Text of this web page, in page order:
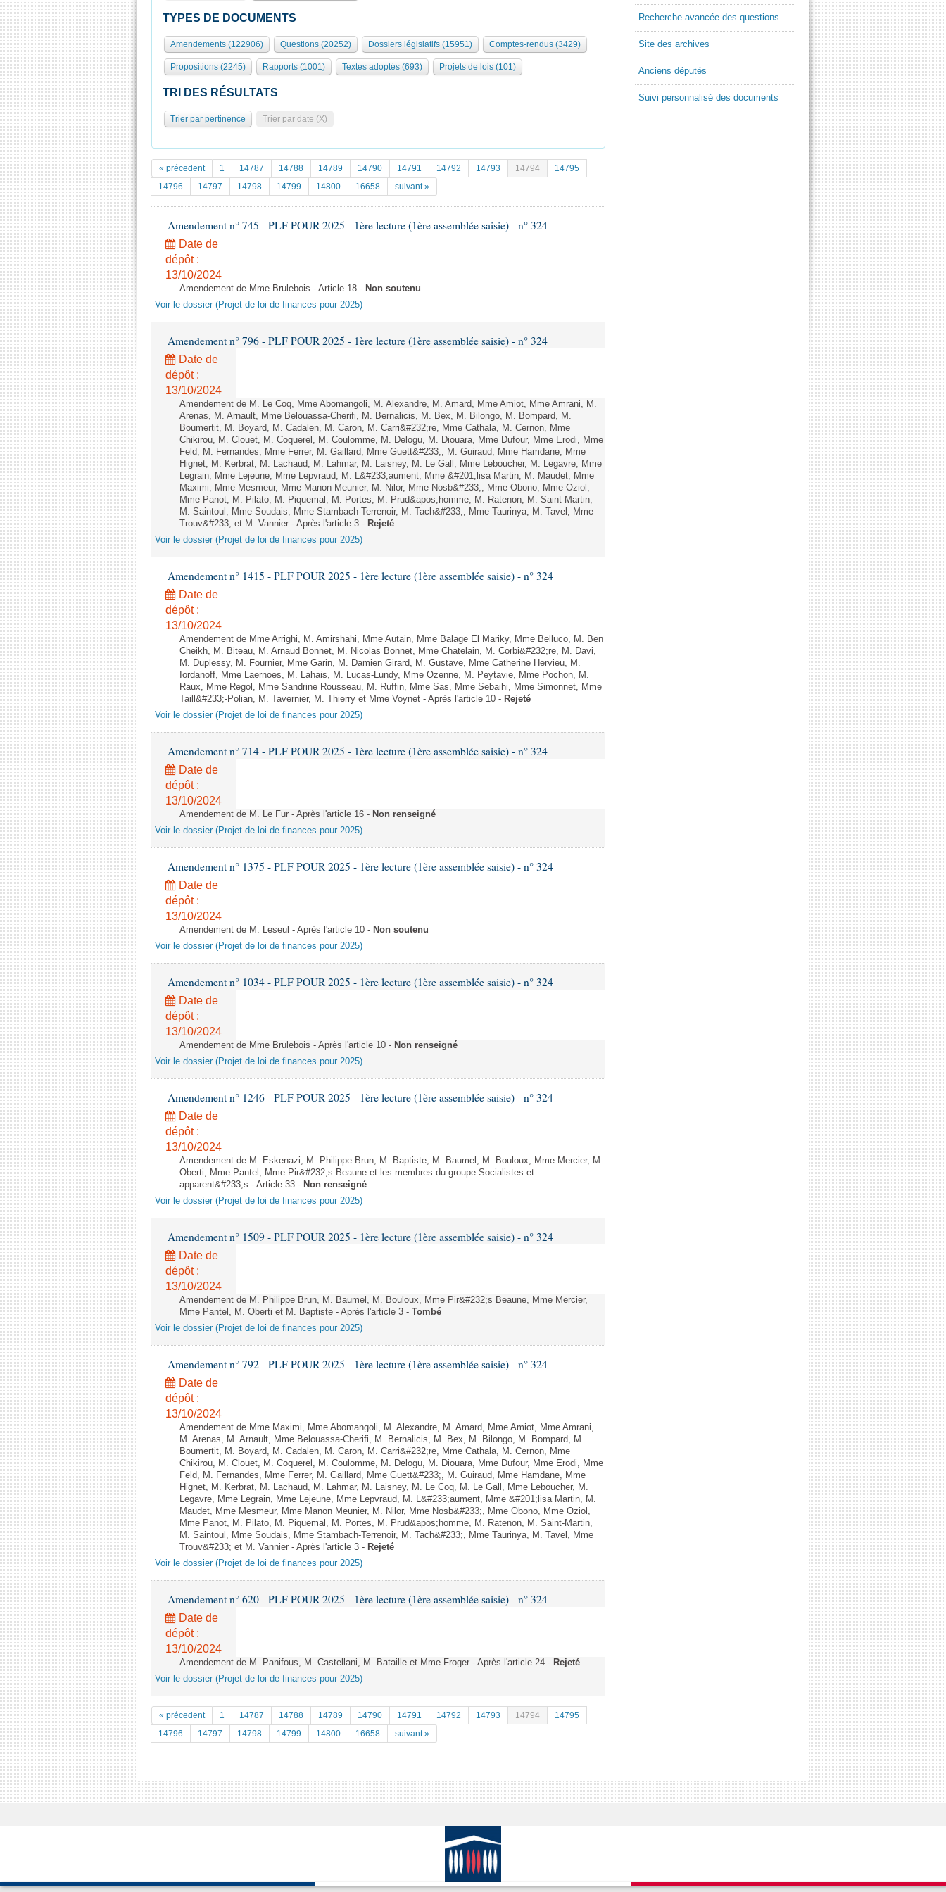
TYPES DE DOCUMENTS
Amendements (122906) Questions (20252) Dossiers législatifs (15951) Comptes-rendus (3429)
Propositions (2245) Rapports (1001) Textes adoptés (693) Projets de lois (101)
TRI DES RÉSULTATS
Trier par pertinence Trier par date (X)
« précedent 1 14787 14788 14789 14790 14791 14792 14793 14794
14795
14796
14797 14798 14799 14800 16658 suivant »
Amendement n° 745 - PLF POUR 2025 - 1ère lecture (1ère assemblée saisie) - n° 324
Date de
dépôt :
13/10/2024
Amendement de Mme Brulebois - Article 18 - Non soutenu
Voir le dossier (Projet de loi de finances pour 2025)
Amendement n° 796 - PLF POUR 2025 - 1ère lecture (1ère assemblée saisie) - n° 324
Date de
dépôt :
13/10/2024
Amendement de M. Le Coq, Mme Abomangoli, M. Alexandre, M. Amard, Mme Amiot, Mme Amrani, M.
Arenas, M. Arnault, Mme Belouassa-Cherifi, M. Bernalicis, M. Bex, M. Bilongo, M. Bompard, M.
Boumertit, M. Boyard, M. Cadalen, M. Caron, M. Carri&#232;re, Mme Cathala, M. Cernon, Mme
Chikirou, M. Clouet, M. Coquerel, M. Coulomme, M. Delogu, M. Diouara, Mme Dufour, Mme Erodi, Mme
Feld, M. Fernandes, Mme Ferrer, M. Gaillard, Mme Guett&#233;, M. Guiraud, Mme Hamdane, Mme
Hignet, M. Kerbrat, M. Lachaud, M. Lahmar, M. Laisney, M. Le Gall, Mme Leboucher, M. Legavre, Mme
Legrain, Mme Lejeune, Mme Lepvraud, M. L&#233;aument, Mme &#201;lisa Martin, M. Maudet, Mme
Maximi, Mme Mesmeur, Mme Manon Meunier, M. Nilor, Mme Nosb&#233;, Mme Obono, Mme Oziol,
Mme Panot, M. Pilato, M. Piquemal, M. Portes, M. Prud&apos;homme, M. Ratenon, M. Saint-Martin,
M. Saintoul, Mme Soudais, Mme Stambach-Terrenoir, M. Tach&#233;, Mme Taurinya, M. Tavel, Mme
Trouv&#233; et M. Vannier - Après l'article 3 - Rejeté
Voir le dossier (Projet de loi de finances pour 2025)
Amendement n° 1415 - PLF POUR 2025 - 1ère lecture (1ère assemblée saisie) - n° 324
Date de
dépôt :
13/10/2024
Amendement de Mme Arrighi, M. Amirshahi, Mme Autain, Mme Balage El Mariky, Mme Belluco, M. Ben
Cheikh, M. Biteau, M. Arnaud Bonnet, M. Nicolas Bonnet, Mme Chatelain, M. Corbi&#232;re, M. Davi,
M. Duplessy, M. Fournier, Mme Garin, M. Damien Girard, M. Gustave, Mme Catherine Hervieu, M.
Iordanoff, Mme Laernoes, M. Lahais, M. Lucas-Lundy, Mme Ozenne, M. Peytavie, Mme Pochon, M.
Raux, Mme Regol, Mme Sandrine Rousseau, M. Ruffin, Mme Sas, Mme Sebaihi, Mme Simonnet, Mme
Taill&#233;-Polian, M. Tavernier, M. Thierry et Mme Voynet - Après l'article 10 - Rejeté
Voir le dossier (Projet de loi de finances pour 2025)
Amendement n° 714 - PLF POUR 2025 - 1ère lecture (1ère assemblée saisie) - n° 324
Date de
dépôt :
13/10/2024
Amendement de M. Le Fur - Après l'article 16 - Non renseigné
Voir le dossier (Projet de loi de finances pour 2025)
Amendement n° 1375 - PLF POUR 2025 - 1ère lecture (1ère assemblée saisie) - n° 324
Date de
dépôt :
13/10/2024
Amendement de M. Leseul - Après l'article 10 - Non soutenu
Voir le dossier (Projet de loi de finances pour 2025)
Amendement n° 1034 - PLF POUR 2025 - 1ère lecture (1ère assemblée saisie) - n° 324
Date de
dépôt :
13/10/2024
Amendement de Mme Brulebois - Après l'article 10 - Non renseigné
Voir le dossier (Projet de loi de finances pour 2025)
Amendement n° 1246 - PLF POUR 2025 - 1ère lecture (1ère assemblée saisie) - n° 324
Date de
dépôt :
13/10/2024
Amendement de M. Eskenazi, M. Philippe Brun, M. Baptiste, M. Baumel, M. Bouloux, Mme Mercier, M.
Oberti, Mme Pantel, Mme Pir&#232;s Beaune et les membres du groupe Socialistes et
apparent&#233;s - Article 33 - Non renseigné
Voir le dossier (Projet de loi de finances pour 2025)
Amendement n° 1509 - PLF POUR 2025 - 1ère lecture (1ère assemblée saisie) - n° 324
Date de
dépôt :
13/10/2024
Amendement de M. Philippe Brun, M. Baumel, M. Bouloux, Mme Pir&#232;s Beaune, Mme Mercier,
Mme Pantel, M. Oberti et M. Baptiste - Après l'article 3 - Tombé
Voir le dossier (Projet de loi de finances pour 2025)
Amendement n° 792 - PLF POUR 2025 - 1ère lecture (1ère assemblée saisie) - n° 324
Date de
dépôt :
13/10/2024
Amendement de Mme Maximi, Mme Abomangoli, M. Alexandre, M. Amard, Mme Amiot, Mme Amrani,
M. Arenas, M. Arnault, Mme Belouassa-Cherifi, M. Bernalicis, M. Bex, M. Bilongo, M. Bompard, M.
Boumertit, M. Boyard, M. Cadalen, M. Caron, M. Carri&#232;re, Mme Cathala, M. Cernon, Mme
Chikirou, M. Clouet, M. Coquerel, M. Coulomme, M. Delogu, M. Diouara, Mme Dufour, Mme Erodi, Mme
Feld, M. Fernandes, Mme Ferrer, M. Gaillard, Mme Guett&#233;, M. Guiraud, Mme Hamdane, Mme
Hignet, M. Kerbrat, M. Lachaud, M. Lahmar, M. Laisney, M. Le Coq, M. Le Gall, Mme Leboucher, M.
Legavre, Mme Legrain, Mme Lejeune, Mme Lepvraud, M. L&#233;aument, Mme &#201;lisa Martin, M.
Maudet, Mme Mesmeur, Mme Manon Meunier, M. Nilor, Mme Nosb&#233;, Mme Obono, Mme Oziol,
Mme Panot, M. Pilato, M. Piquemal, M. Portes, M. Prud&apos;homme, M. Ratenon, M. Saint-Martin,
M. Saintoul, Mme Soudais, Mme Stambach-Terrenoir, M. Tach&#233;, Mme Taurinya, M. Tavel, Mme
Trouv&#233; et M. Vannier - Après l'article 3 - Rejeté
Voir le dossier (Projet de loi de finances pour 2025)
Amendement n° 620 - PLF POUR 2025 - 1ère lecture (1ère assemblée saisie) - n° 324
Date de
dépôt :
13/10/2024
Amendement de M. Panifous, M. Castellani, M. Bataille et Mme Froger - Après l'article 24 - Rejeté
Voir le dossier (Projet de loi de finances pour 2025)
« précedent 1 14787 14788 14789 14790 14791 14792 14793 14794
14795
14796
14797 14798 14799 14800 16658 suivant »
Recherche avancée des questions
Site des archives
Anciens députés
Suivi personnalisé des documents